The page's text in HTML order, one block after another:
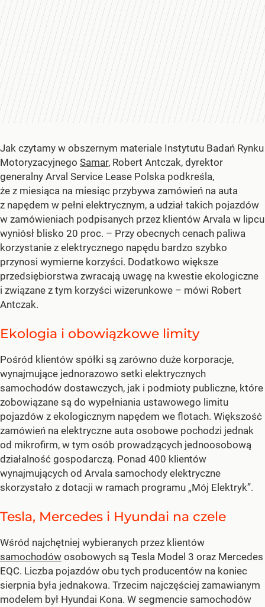
Jak czytamy w obszernym materiale Instytutu Badań Rynku
Motoryzacyjnego Samar, Robert Antczak, dyrektor
generalny Arval Service Lease Polska podkreśla,
że z miesiąca na miesiąc przybywa zamówień na auta
z napędem w pełni elektrycznym, a udział takich pojazdów
w zamówieniach podpisanych przez klientów Arvala w lipcu
wyniósł blisko 20 proc. – Przy obecnych cenach paliwa
korzystanie z elektrycznego napędu bardzo szybko
przynosi wymierne korzyści. Dodatkowo większe
przedsiębiorstwa zwracają uwagę na kwestie ekologiczne
i związane z tym korzyści wizerunkowe – mówi Robert
Antczak.
Ekologia i obowiązkowe limity
Pośród klientów spółki są zarówno duże korporacje,
wynajmujące jednorazowo setki elektrycznych
samochodów dostawczych, jak i podmioty publiczne, które
zobowiązane są do wypełniania ustawowego limitu
pojazdów z ekologicznym napędem we flotach. Większość
zamówień na elektryczne auta osobowe pochodzi jednak
od mikrofirm, w tym osób prowadzących jednoosobową
działalność gospodarczą. Ponad 400 klientów
wynajmujących od Arvala samochody elektryczne
skorzystało z dotacji w ramach programu „Mój Elektryk”.
Tesla, Mercedes i Hyundai na czele
Wśród najchętniej wybieranych przez klientów
samochodów osobowych są Tesla Model 3 oraz Mercedes
EQC. Liczba pojazdów obu tych producentów na koniec
sierpnia była jednakowa. Trzecim najczęściej zamawianym
modelem był Hyundai Kona. W segmencie samochodów